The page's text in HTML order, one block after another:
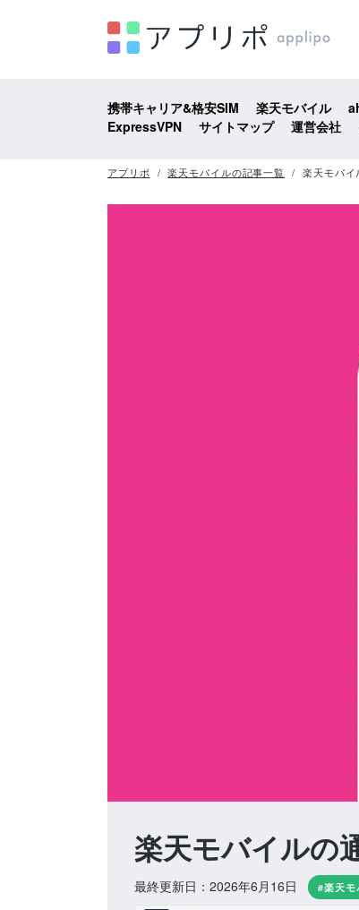
携帯キャリア&格安SIM 楽天モバイル
ExpressVPN
サイトマップ 運営会社
アプリポ 楽天モバイルの記事一覧 楽天モバイ
楽天モバイルの
最終更新日：2026年6月16日 #楽天